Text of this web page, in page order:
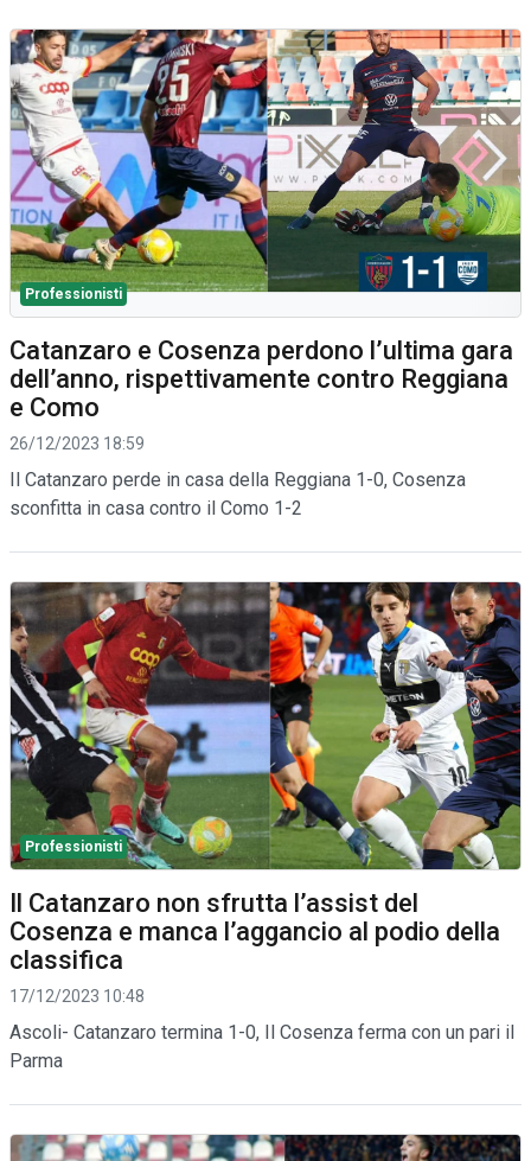
Professionisti
Catanzaro e Cosenza perdono l’ultima gara
dell’anno, rispettivamente contro Reggiana
e Como
26/12/2023 18:59
Il Catanzaro perde in casa della Reggiana 1-0, Cosenza
sconfitta in casa contro il Como 1-2
Professionisti
Il Catanzaro non sfrutta l’assist del
Cosenza e manca l’aggancio al podio della
classifica
17/12/2023 10:48
Ascoli- Catanzaro termina 1-0, Il Cosenza ferma con un pari il
Parma